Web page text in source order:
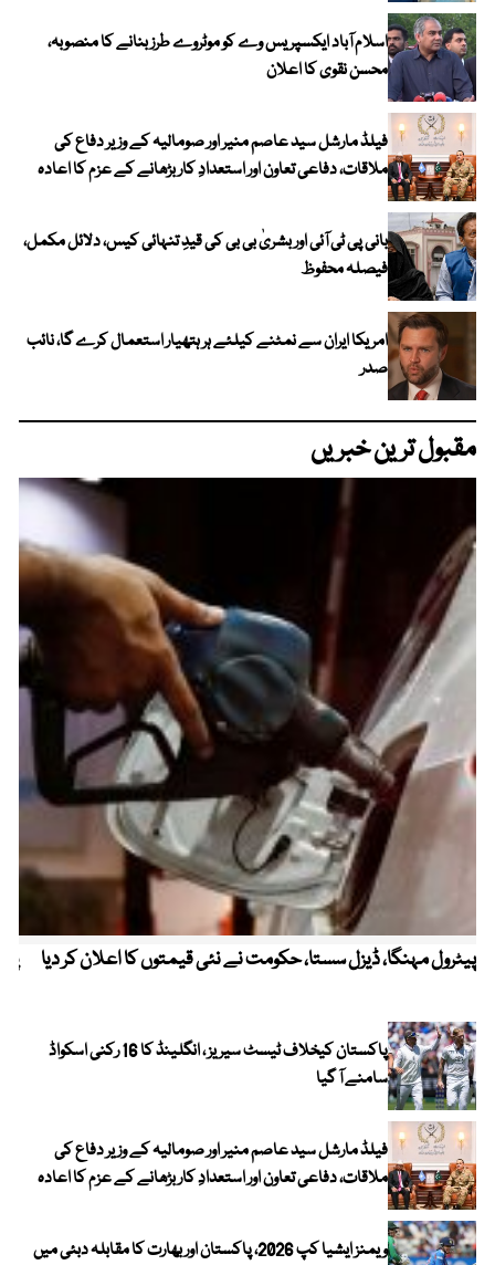
اسلام آباد ایکسپریس وے کو موٹروے طرز بنانے کا منصوبہ،
محسن نقوی کا اعلان
فیلڈ مارشل سید عاصم منیر اور صومالیہ کے وزیر دفاع کی
ملاقات، دفاعی تعاون اور استعدادِ کار بڑھانے کے عزم کا اعادہ
بانی پی ٹی آئی اور بشریٰ بی بی کی قیدِ تنہائی کیس، دلائل مکمل،
فیصلہ محفوظ
امریکا ایران سے نمٹنے کیلئے ہر ہتھیار استعمال کرے گا، نائب
صدر
مقبول ترین خبریں
پیٹرول مہنگا، ڈیزل سستا، حکومت نے نئی قیمتوں کا اعلان کر دیا
پاکستان کیخلاف ٹیسٹ سیریز ، انگلینڈ کا 16 رکنی اسکواڈ
سامنے آ گیا
فیلڈ مارشل سید عاصم منیر اور صومالیہ کے وزیر دفاع کی
ملاقات، دفاعی تعاون اور استعدادِ کار بڑھانے کے عزم کا اعادہ
ویمنز ایشیا کپ 2026، پاکستان اور بھارت کا مقابلہ دبئی میں